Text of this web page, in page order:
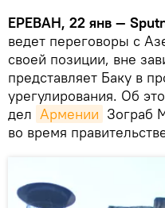
ЕРЕВАН, 22 янв —
ведет переговоры с
своей позиции, вне
представляет Баку в
урегулирования. Об
дел Армении Зограб
во время